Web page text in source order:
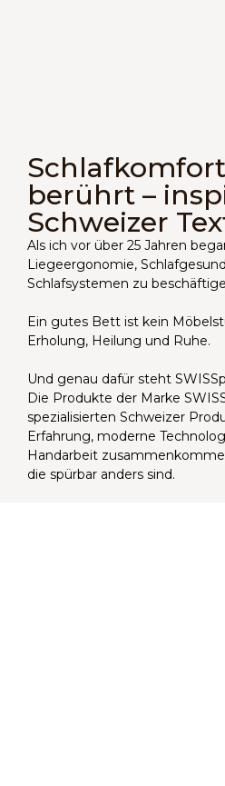
berührt –
Schweizer
Als ich vor über 25 Jahren
Liegeergonomie,
Schlafsystemen zu
Ein gutes Bett ist kein
Erholung, Heilung und Ruhe.
Und genau dafür steht
Die Produkte der Marke
spezialisierten Schweizer
Erfahrung, moderne
Handarbeit
die spürbar anders sind.